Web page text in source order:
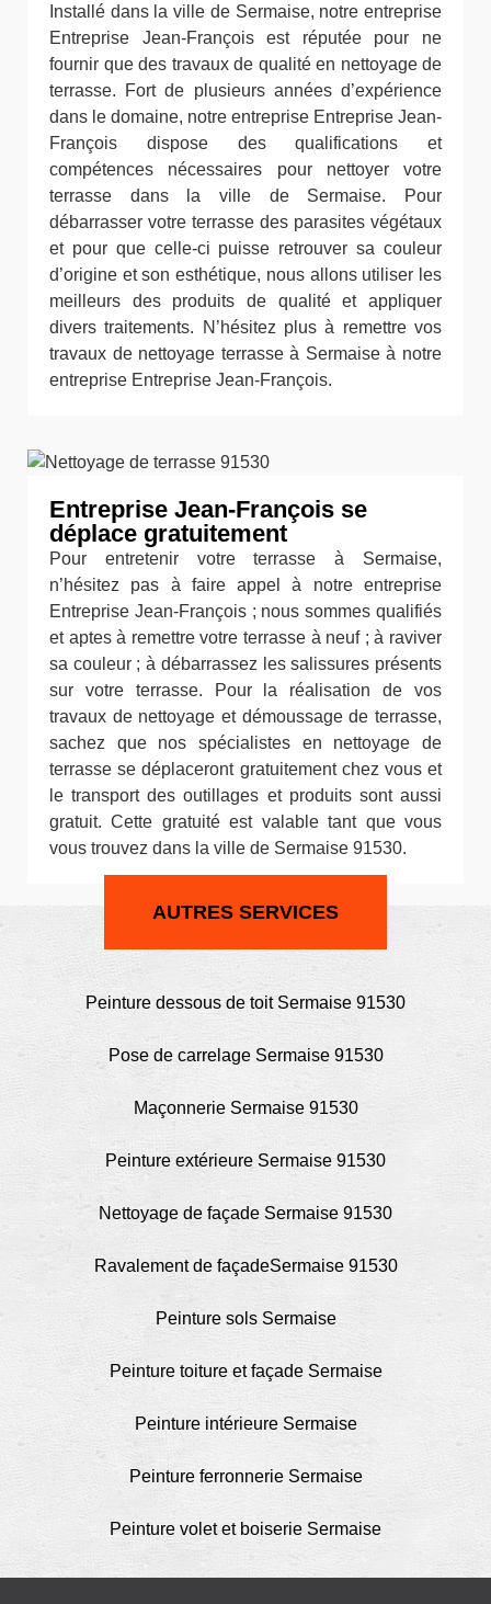
Installé dans la ville de Sermaise, notre entreprise
Entreprise Jean-François est réputée pour ne
fournir que des travaux de qualité en nettoyage de
terrasse. Fort de plusieurs années d’expérience
dans le domaine, notre entreprise Entreprise Jean-
François dispose des qualifications et
compétences nécessaires pour nettoyer votre
terrasse dans la ville de Sermaise. Pour
débarrasser votre terrasse des parasites végétaux
et pour que celle-ci puisse retrouver sa couleur
d’origine et son esthétique, nous allons utiliser les
meilleurs des produits de qualité et appliquer
divers traitements. N’hésitez plus à remettre vos
travaux de nettoyage terrasse à Sermaise à notre
entreprise Entreprise Jean-François.
Entreprise Jean-François se
déplace gratuitement
Pour entretenir votre terrasse à Sermaise,
n’hésitez pas à faire appel à notre entreprise
Entreprise Jean-François ; nous sommes qualifiés
et aptes à remettre votre terrasse à neuf ; à raviver
sa couleur ; à débarrassez les salissures présents
sur votre terrasse. Pour la réalisation de vos
travaux de nettoyage et démoussage de terrasse,
sachez que nos spécialistes en nettoyage de
terrasse se déplaceront gratuitement chez vous et
le transport des outillages et produits sont aussi
gratuit. Cette gratuité est valable tant que vous
vous trouvez dans la ville de Sermaise 91530.
AUTRES SERVICES
Peinture dessous de toit Sermaise 91530
Pose de carrelage Sermaise 91530
Maçonnerie Sermaise 91530
Peinture extérieure Sermaise 91530
Nettoyage de façade Sermaise 91530
Ravalement de façadeSermaise 91530
Peinture sols Sermaise
Peinture toiture et façade Sermaise
Peinture intérieure Sermaise
Peinture ferronnerie Sermaise
Peinture volet et boiserie Sermaise